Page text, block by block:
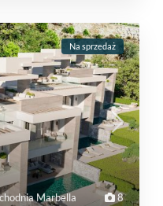
8
Marbella
Na sprzedaż